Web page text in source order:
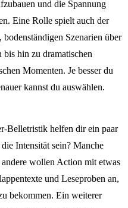
und die Spannung
Eine Rolle spielt auch der
Szenarien über
hin zu dramatischen
Momenten. Je besser du
kannst du auswählen.
Belletristik helfen dir ein paar
Intensität sein? Manche
wollen Action mit etwas
und Leseproben an,
bekommen. Ein weiterer